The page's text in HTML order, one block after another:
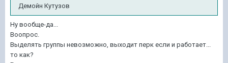
Демойн Кутузов
Ну вообще-да...
Воопрос.
Выделять группы невозможно, выходит перк если и работает...
то как?